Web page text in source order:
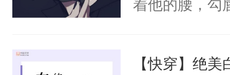
着他的腰，勾
来，给老公
【快穿】绝